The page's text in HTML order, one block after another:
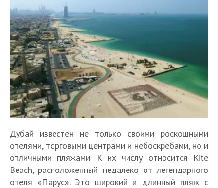
Дубай известен не только своими роскошными
отелями, торговыми центрами и небоскрёбами, но и
отличными пляжами. К их числу относится Kite
Beach, расположенный недалеко от легендарного
отеля «Парус». Это широкий и длинный пляж с